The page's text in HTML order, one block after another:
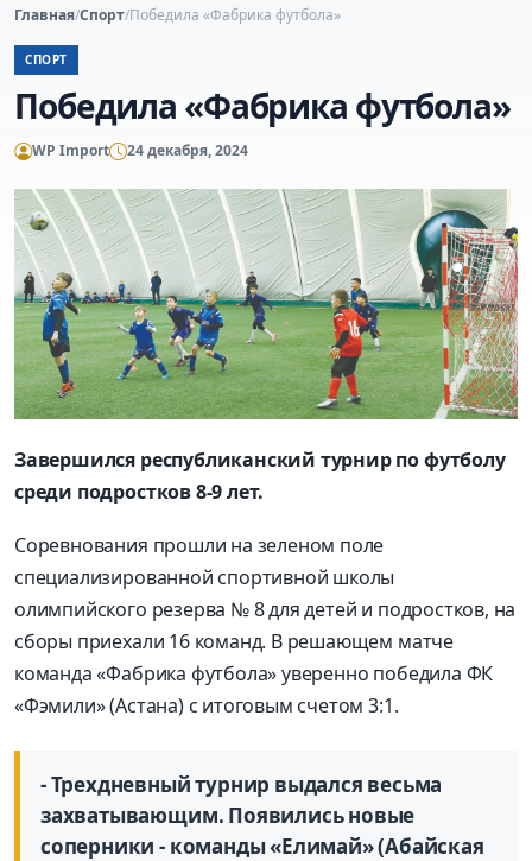
Главная/Спорт/Победила «Фабрика футбола»
СПОРТ
Победила «Фабрика футбола»
WP Import 24 декабря, 2024
Завершился республиканский турнир по футболу
среди подростков 8-9 лет.
Соревнования прошли на зеленом поле
специализированной спортивной школы
олимпийского резерва № 8 для детей и подростков, на
сборы приехали 16 команд. В решающем матче
команда «Фабрика футбола» уверенно победила ФК
«Фэмили» (Астана) с итоговым счетом 3:1.
- Трехдневный турнир выдался весьма
захватывающим. Появились новые
соперники - команды «Елимай» (Абайская